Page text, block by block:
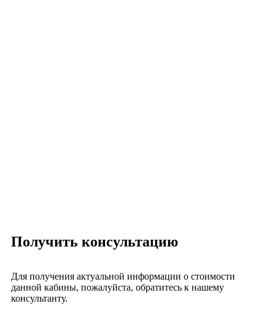
Получить консультацию
Для получения актуальной информации о стоимости
данной кабины, пожалуйста, обратитесь к нашему
консультанту.